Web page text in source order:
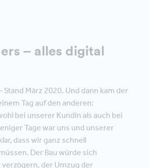
– alles digital
Stand März 2020. Und dann kam der
Tag auf den anderen:
bei unserer Kundin als auch bei
Tage war uns und unserer
dass wir ganz schnell
Der Bau würde sich
der Umzug der